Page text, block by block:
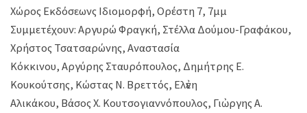
Χώρος Εκδόσεωνς Ιδιομορφή, Ορέστη 7, 7μμ
Συμμετέχουν: Αργυρώ Φραγκή, Στέλλα Δούμου-Γραφάκου,
Χρήστος Τσατσαρώνης, Αναστασία
Κόκκινου, Αργύρης Σταυρόπουλος, Δημήτρης Ε.
Κουκούτσης, Κώστας Ν. Βρεττός, Ελἐνη
Αλικάκου, Βάσος Χ. Κουτσογιαννόπουλος, Γιὠργης Α.